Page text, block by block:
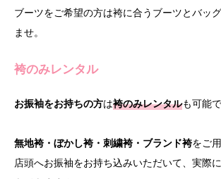
ブーツをご希望の方は袴に合うブーツとバッ
ませ。
袴のみレンタル
お振袖をお持ちの方は袴のみレンタルも可能
無地袴・ぼかし袴・刺繍袴・ブランド袴をご
店頭へお振袖をお持ち込みいただいて、実際